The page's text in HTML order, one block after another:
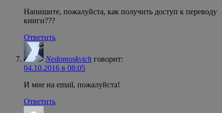
Напишите, пожалуйста, как получить доступ к переводу
книги???
Ответить
Nedomoskvich говорит:
04.10.2016 в 08:05
И мне на email, пожалуйста!
Ответить